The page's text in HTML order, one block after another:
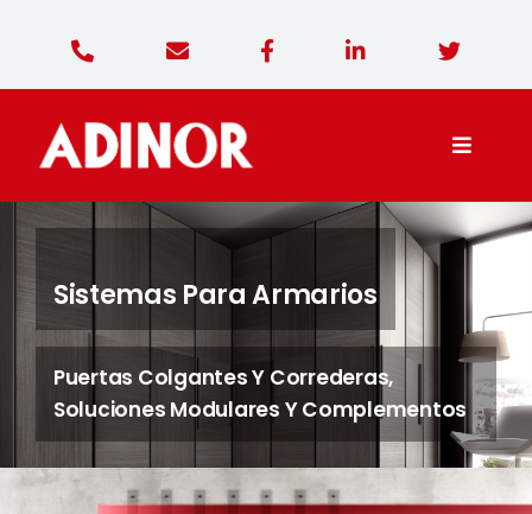
Toggle
Adinor Diseño
Contacto
Sistemas Para Armarios
Puertas Colgantes Y Correderas,
Soluciones Modulares Y Complementos